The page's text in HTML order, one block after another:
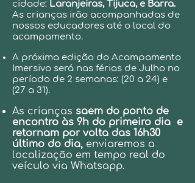
cidade: Laranjeiras, Tijuca, e Barra.
As crianças irão acompanhadas de
nossos educadores até o local do
acampamento.
A próxima edição do Acampamento
Imersivo será nas férias de Julho no
período de 2 semanas: (20 a 24) e
(27 a 31).
As crianças saem do ponto de
encontro às 9h do primeiro dia e
retornam por volta das 16h30
último do dia, enviaremos a
localização em tempo real do
veículo via Whatsapp.